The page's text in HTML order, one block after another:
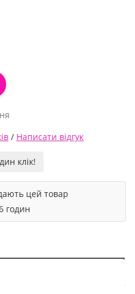
/ Написати відгук
клік!
цей товар
годин